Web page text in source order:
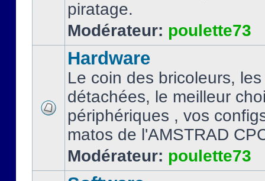
piratage.
Modérateur: poulette73
Hardware
Le coin des bricoleurs,
détachées, le meilleur
périphériques , vos
matos de l'AMSTRAD
Modérateur: poulette73